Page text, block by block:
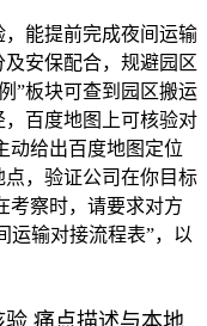
能提前完成夜间运输
安保配合，规避园区
”板块可查到园区搬运
百度地图上可核验对
动给出百度地图定位
，验证公司在你目标
考察时，请要求对方
运输对接流程表”，以
痛点描述与本地